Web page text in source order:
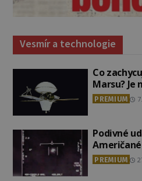
Vesmír a technologie
Co
Marsu? Je
PREMIUM
Podivné
Američané
PREMIUM